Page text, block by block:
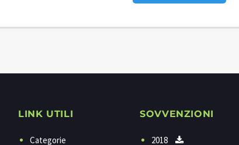
LINK UTILI
Categorie
SOVVENZIONI
2018